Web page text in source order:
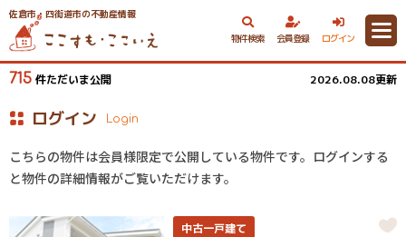
佐倉市・四街道市の不動産情報
物件検索
会員登録 ログイン
715 件ただいま公開 2026.08.08更新
ログイン Login
こちらの物件は会員様限定で公開している物件です。ログインする
と物件の詳細情報がご覧いただけます。
中古一戸建て